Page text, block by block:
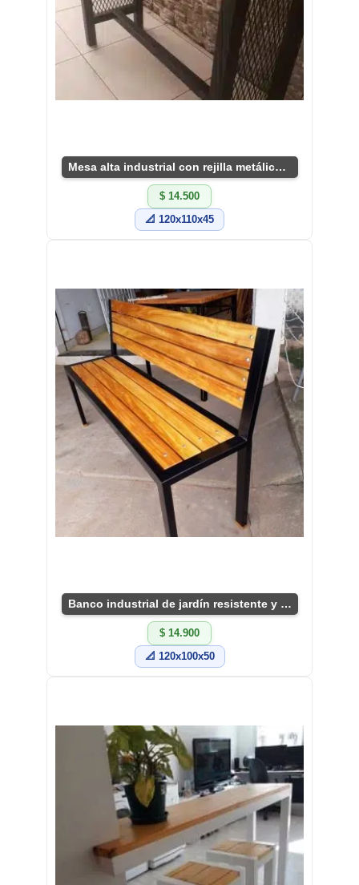
Mesa alta industrial con rejilla metálica resistente
$ 14.500
📐 120x110x45
Banco industrial de jardín resistente y único
$ 14.900
📐 120x100x50